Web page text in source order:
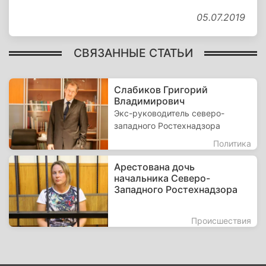
05.07.2019
СВЯЗАННЫЕ СТАТЬИ
Слабиков Григорий
Владимирович
Экс-руководитель северо-
западного Ростехнадзора
Политика
Арестована дочь
начальника Северо-
Западного Ростехнадзора
Происшествия